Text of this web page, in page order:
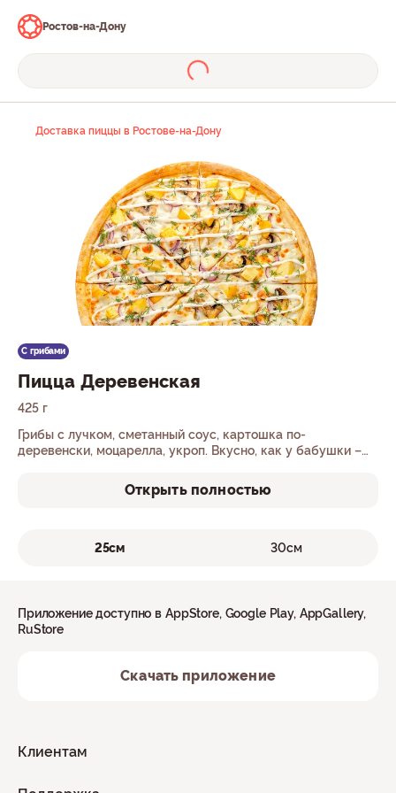
Ростов-на-Дону
Доставка пиццы в Ростове-на-Дону
С грибами
Пицца Деревенская
425 г
Грибы с лучком, сметанный соус, картошка по-
деревенски, моцарелла, укроп. Вкусно, как у бабушки –
Открыть полностью
25см 30см
Клиентам
Приложение доступно в AppStore, Google Play, AppGallery,
RuStore
Скачать приложение